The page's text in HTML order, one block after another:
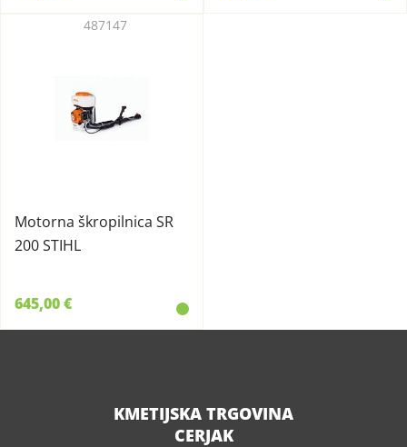
Motorna škropilnica SR
200 STIHL
487147
645,00 €
KMETIJSKA TRGOVINA
CERJAK